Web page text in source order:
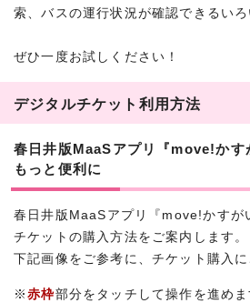
索、バスの運行状況が確認できるいろ
ぜひ一度お試しください！
デジタルチケット利用方法
春日井版MaaSアプリ『move!かす
もっと便利に
春日井版MaaSアプリ『move!かすが
チケットの購入方法をご案内します。
下記画像をご参考に、チケット購入に
※赤枠部分をタッチして操作を進めま